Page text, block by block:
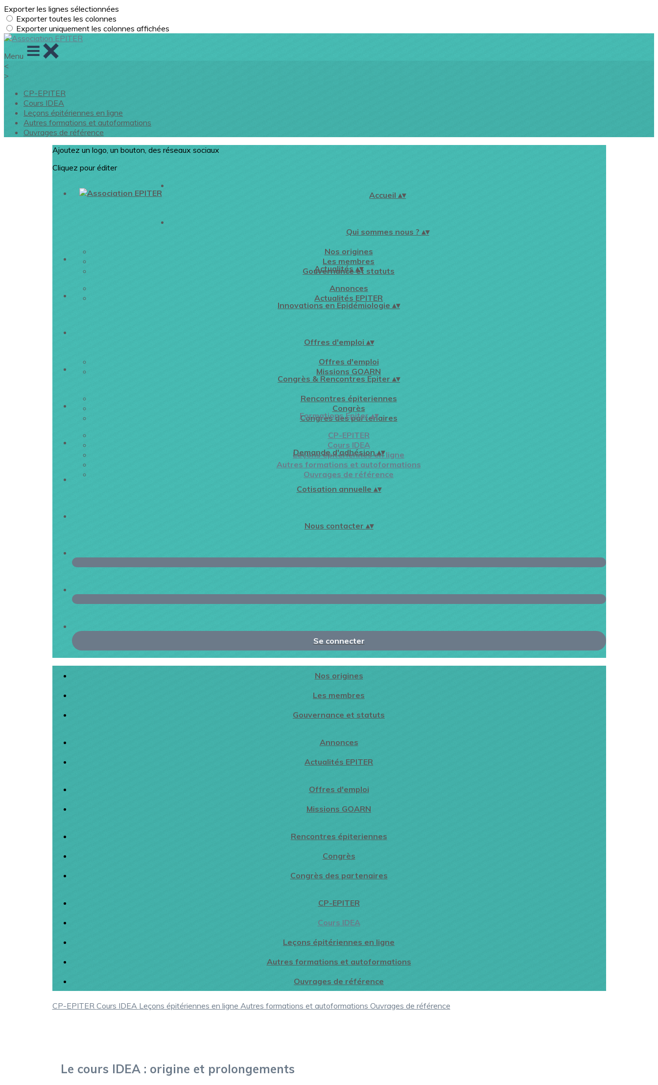
Exporter les lignes sélectionnées
Exporter toutes les colonnes
Exporter uniquement les colonnes affichées
Menu
<
>
CP-EPITER
Cours IDEA
Leçons épitériennes en ligne
Autres formations et autoformations
Ouvrages de référence
Ajoutez un logo, un bouton, des réseaux sociaux
Cliquez pour éditer
Accueil ▴▾
Qui sommes nous ? ▴▾
Nos origines
Les membres
Gouvernance et statuts
Actualités ▴▾
Annonces
Actualités EPITER
Innovations en Epidémiologie ▴▾
Offres d'emploi ▴▾
Offres d'emploi
Missions GOARN
Congrès & Rencontres Epiter ▴▾
Rencontres épiteriennes
Congrès
Congrès des partenaires
Formations Epiter▴▾
CP-EPITER
Cours IDEA
Leçons épitériennes en ligne
Autres formations et autoformations
Ouvrages de référence
Demande d'adhésion▴▾
Cotisation annuelle ▴▾
Nous contacter ▴▾
Se connecter
Nos origines
Les membres
Gouvernance et statuts
Annonces
Actualités EPITER
Offres d'emploi
Missions GOARN
Rencontres épiteriennes
Congrès
Congrès des partenaires
CP-EPITER
Cours IDEA
Leçons épitériennes en ligne
Autres formations et autoformations
Ouvrages de référence
CP-EPITER Cours IDEA Leçons épitériennes en ligne Autres formations et autoformations Ouvrages de référence
Le cours IDEA : origine et prolongements